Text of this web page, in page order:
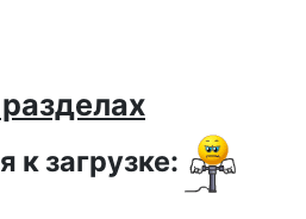
к загрузке: